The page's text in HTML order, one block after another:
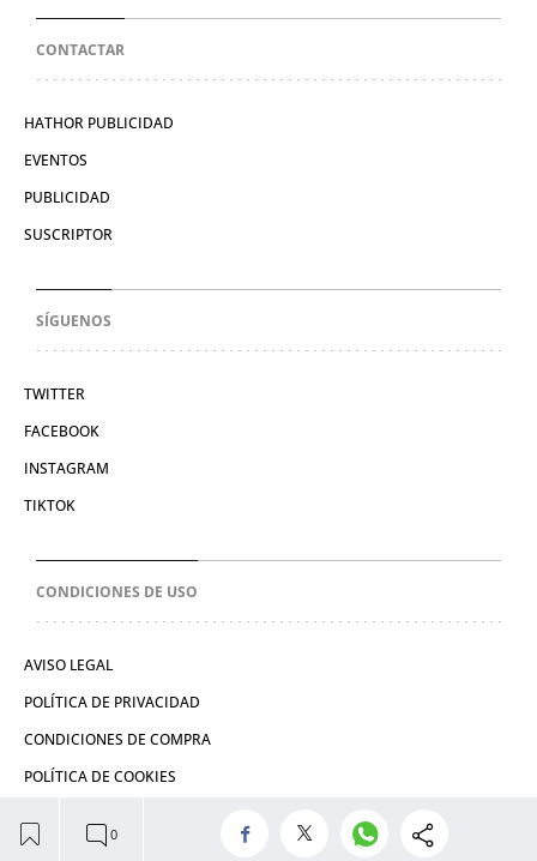
CONTACTAR
HATHOR PUBLICIDAD
EVENTOS
PUBLICIDAD
SUSCRIPTOR
SÍGUENOS
TWITTER
FACEBOOK
INSTAGRAM
TIKTOK
CONDICIONES DE USO
AVISO LEGAL
POLÍTICA DE PRIVACIDAD
CONDICIONES DE COMPRA
POLÍTICA DE COOKIES